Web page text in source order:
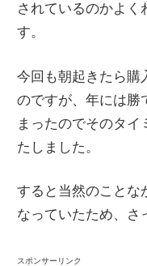
されているのかよく
す。
今回も朝起きたら
のですが、年には勝
まったのでそのタイ
たしました。
すると当然のことな
なっていたため、さ
スポンサーリンク